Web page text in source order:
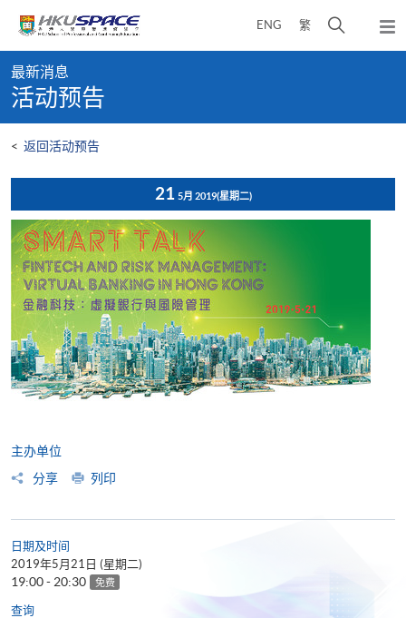
content
ENG 繁
开
弹
出
content
start
最新消息
活动预告
< 返回活动预告
21 5月 2019(星期二)
主办单位
分享
列印
日期及时间
2019年5月21日 (星期二)
19:00 - 20:30 免费
查询